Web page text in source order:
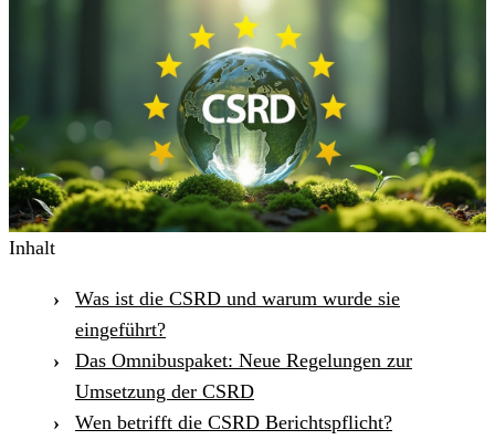
Inhalt
Was ist die CSRD und warum wurde sie
eingeführt?
Das Omnibuspaket: Neue Regelungen zur
Umsetzung der CSRD
Wen betrifft die CSRD Berichtspflicht?